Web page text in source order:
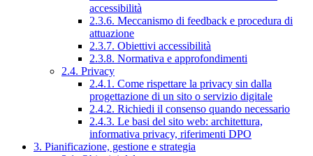
accessibilità
2.3.6. Meccanismo di feedback e procedura di
attuazione
2.3.7. Obiettivi accessibilità
2.3.8. Normativa e approfondimenti
2.4. Privacy
2.4.1. Come rispettare la privacy sin dalla
progettazione di un sito o servizio digitale
2.4.2. Richiedi il consenso quando necessario
2.4.3. Le basi del sito web: architettura,
informativa privacy, riferimenti DPO
3. Pianificazione, gestione e strategia